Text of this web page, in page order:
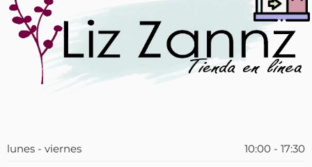
lunes - viernes
10:00 - 17:30